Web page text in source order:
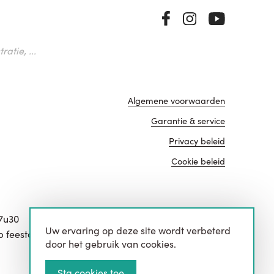
...
feestdagen.
Algemene voorwaarden
Garantie & service
Privacy beleid
Cookie beleid
website door
Uw ervaring op deze site wordt verbeterd
door het gebruik van cookies.